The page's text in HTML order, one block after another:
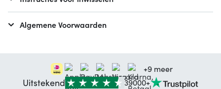
Algemene Voorwaarden
+9 meer
Uitstekend 39000+